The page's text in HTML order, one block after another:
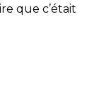
que c’était